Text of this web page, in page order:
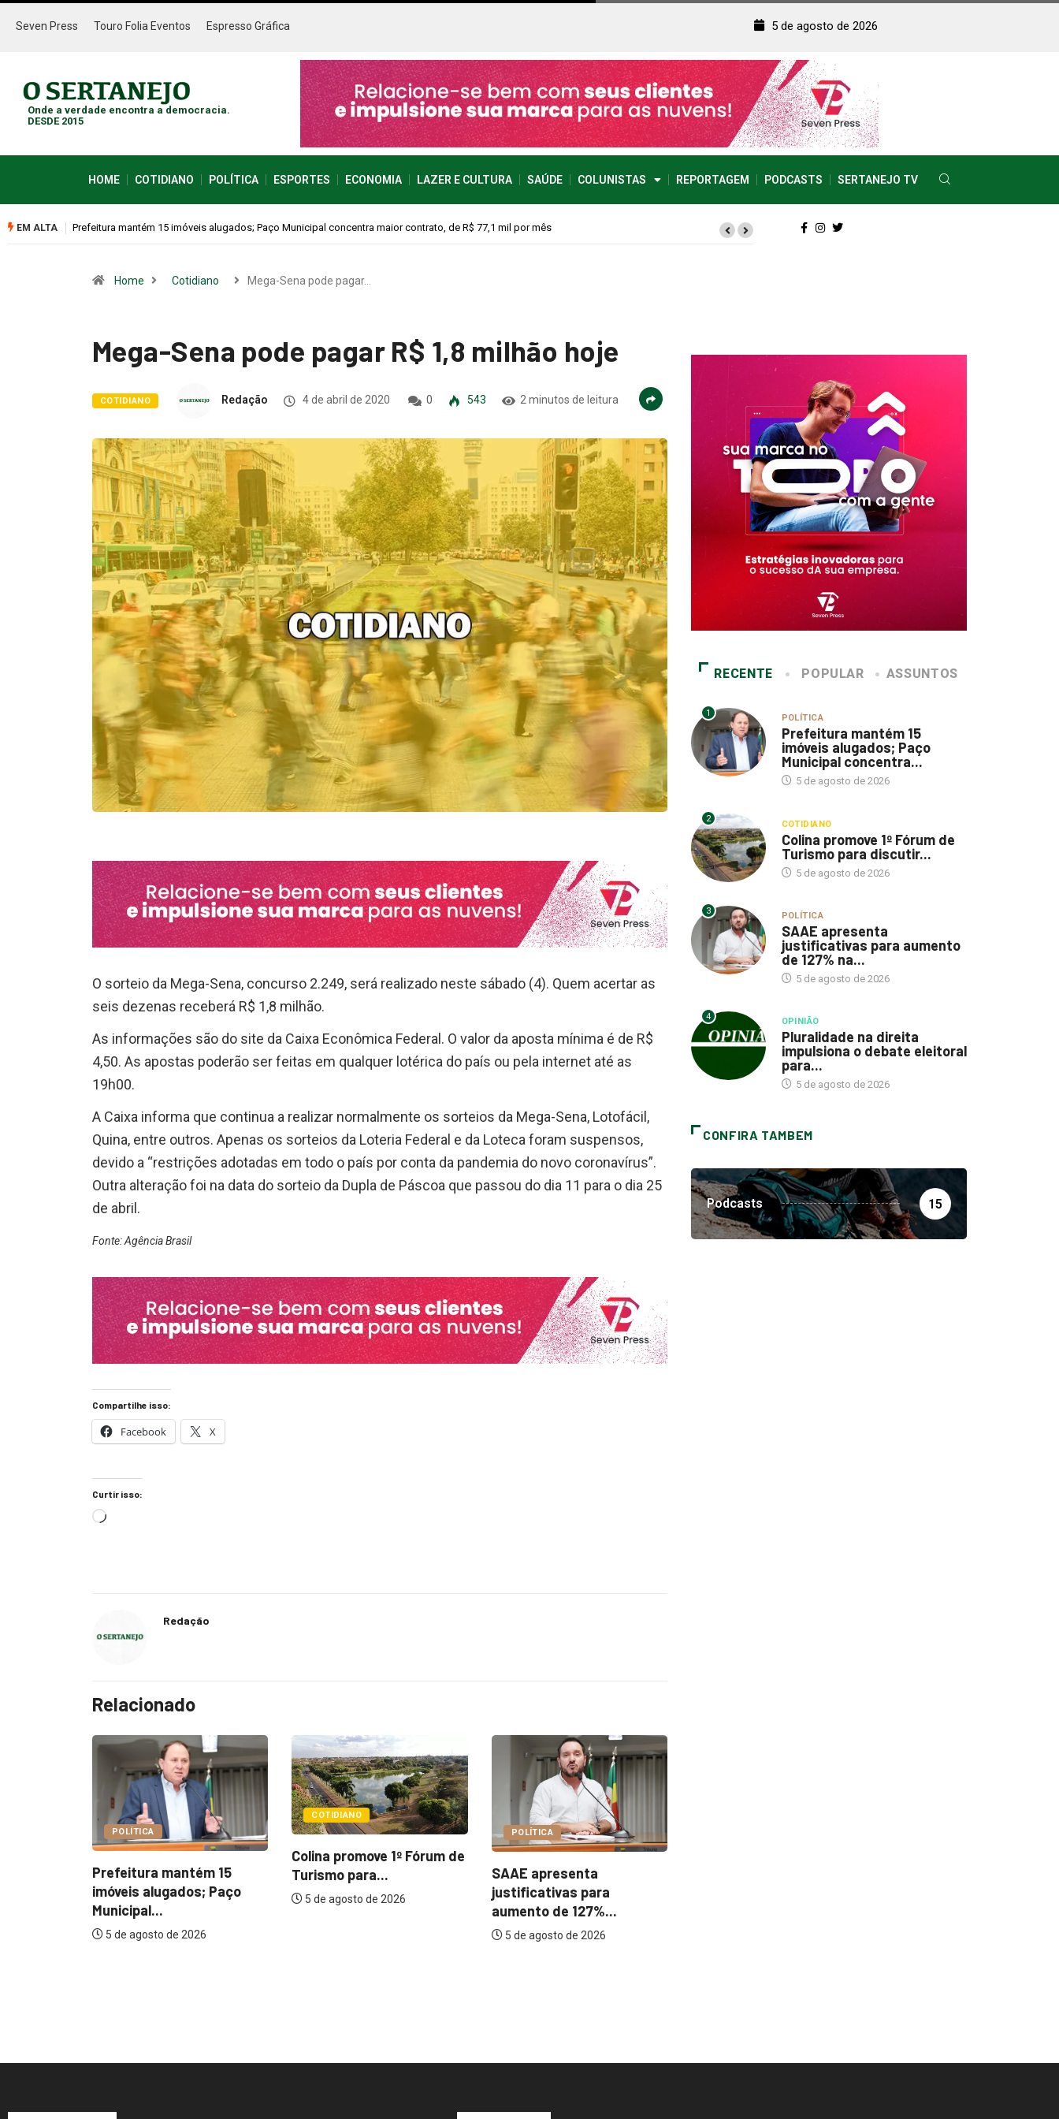
Seven Press Touro Folia Eventos Espresso Gráfica 5 de agosto de 2026
Onde a verdade encontra a democracia.
DESDE 2015
HOME COTIDIANO POLÍTICA ESPORTES ECONOMIA LAZER E CULTURA SAÚDE COLUNISTAS REPORTAGEM PODCASTS SERTANEJO TV
EM ALTA
mil por mêsColina promove 1º Fórum de Turismo para discutir desenvolvimento econômico
Home Cotidiano Mega-Sena pode pagar…
Mega-Sena pode pagar R$ 1,8 milhão hoje
COTIDIANO Redação 4 de abril de 2020 0 543 2 minutos de leitura
O sorteio da Mega-Sena, concurso 2.249, será realizado neste sábado (4). Quem acertar as
seis dezenas receberá R$ 1,8 milhão.
As informações são do site da Caixa Econômica Federal. O valor da aposta mínima é de R$
4,50. As apostas poderão ser feitas em qualquer lotérica do país ou pela internet até as
19h00.
A Caixa informa que continua a realizar normalmente os sorteios da Mega-Sena, Lotofácil,
Quina, entre outros. Apenas os sorteios da Loteria Federal e da Loteca foram suspensos,
devido a “restrições adotadas em todo o país por conta da pandemia do novo coronavírus”.
Outra alteração foi na data do sorteio da Dupla de Páscoa que passou do dia 11 para o dia 25
de abril.
Fonte: Agência Brasil
Compartilhe isso:
Facebook X
Curtir isso:
Redação
Relacionado
COTIDIANO
Colina promove 1º Fórum de
Turismo para...
5 de agosto de 2026
POLÍTICA
SAAE apresenta
justificativas para
aumento de 127%...
POLÍTICA
Prefeitura mantém 15
imóveis alugados; Paço
Municipal...
5 de agosto de 2026
RECENTE POPULAR ASSUNTOS
1 POLÍTICA
Prefeitura mantém 15
imóveis alugados; Paço
Municipal concentra...
5 de agosto de 2026
2 COTIDIANO
Colina promove 1º Fórum de
Turismo para discutir...
5 de agosto de 2026
3 POLÍTICA
SAAE apresenta
justificativas para aumento
de 127% na...
5 de agosto de 2026
4 OPINIÃO
Pluralidade na direita
impulsiona o debate eleitoral
para...
5 de agosto de 2026
CONFIRA TAMBEM
Podcasts 15